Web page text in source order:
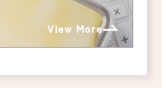
View More